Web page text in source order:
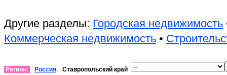
Другие разделы: Городская недвижимость
Коммерческая недвижимость •
Регион: Россия, Ставропольский край